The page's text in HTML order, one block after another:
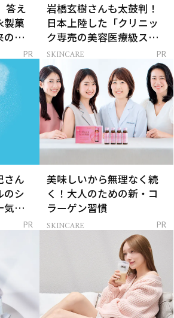
答え
製菓
のキ
PR
岩橋玄樹さんも太鼓判！
日本上陸した「クリニッ
ク専売の美容医療級スキ
ンケア」
SKINCARE PR
さん
のシ
気に
PR
美味しいから無理なく続
く！大人のための新・コ
ラーゲン習慣
SKINCARE PR